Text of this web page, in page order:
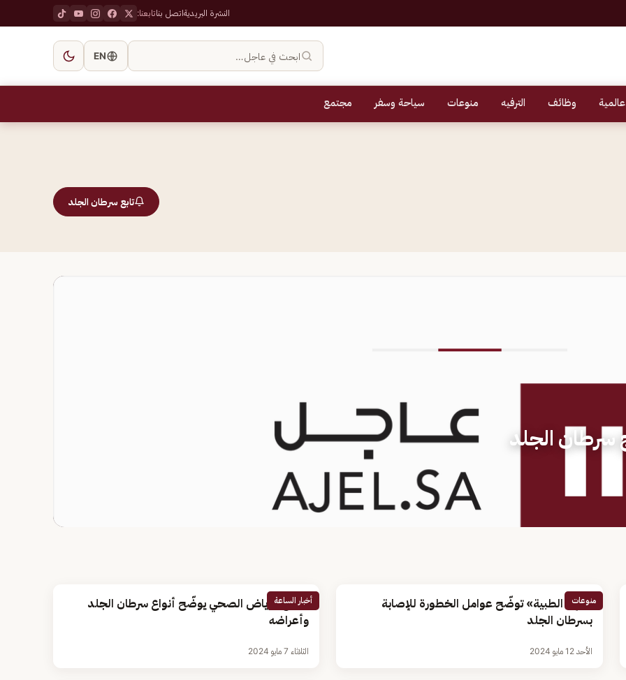
النشرة البريديةاتصل بناتابعنا:
ابحث في عاجل… EN
وظائف الترفيه منوعات سياحة وسفر مجتمع
تابع سرطان الجلد
سرطان الجلد
منوعات
«فهد الطبية» توضّح عوامل الخطورة للإصابة
بسرطان الجلد
الأحد 12 مايو 2024
أخبار الساعة
تجمع الرياض الصحي يوضّح أنواع سرطان الجلد
وأعراضه
الثلاثاء 7 مايو 2024